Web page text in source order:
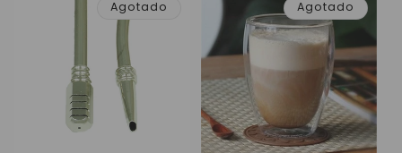
Agotado Agotado